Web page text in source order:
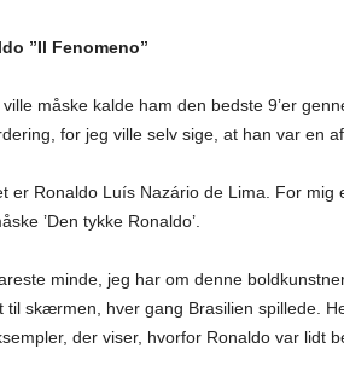
”Il Fenomeno”
ville måske kalde ham den bedste 9’er
for jeg ville selv sige, at han var en
er Ronaldo Luís Nazário de Lima. For mig
’Den tykke Ronaldo’.
minde, jeg har om denne
til skærmen, hver gang Brasilien spillede.
der viser, hvorfor Ronaldo var lidt